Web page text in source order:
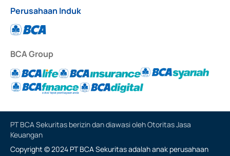
Perusahaan Induk
BCA Group
PT BCA Sekuritas berizin dan diawasi oleh Otoritas Jasa
Keuangan
Copyright © 2024 PT BCA Sekuritas adalah anak perusahaan